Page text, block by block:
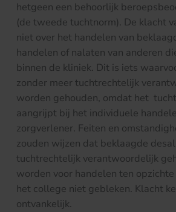
hetgeen een behoorlijk
(de tweede tuchtnorm). De klacht
niet over het handelen van
handelen of nalaten van anderen
binnen de kliniek. Dit is iets
zonder meer tuchtrechtelijk
worden gehouden, omdat het
aangrijpt bij het individuele
zorgverlener. Feiten en
zouden wijzen dat beklaagde
tuchtrechtelijk verantwoordelijk
worden voor handelen ten
het college niet gebleken. Klacht
ontvankelijk.